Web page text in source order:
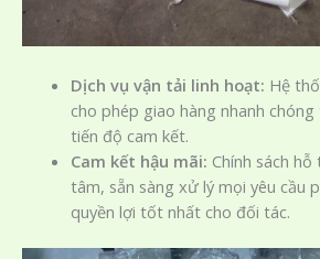
Dịch vụ vận tải linh hoạt: Hệ
cho phép giao hàng nhanh
tiến độ cam kết.
Cam kết hậu mãi: Chính sách
tâm, sẵn sàng xử lý mọi yêu cầu
quyền lợi tốt nhất cho đối tác.